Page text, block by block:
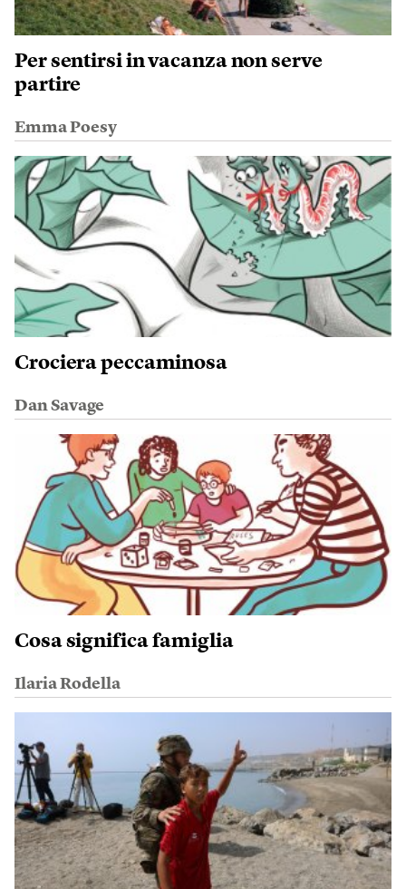
Per sentirsi in vacanza non serve
partire
Emma Poesy
Crociera peccaminosa
Dan Savage
Cosa significa famiglia
Ilaria Rodella